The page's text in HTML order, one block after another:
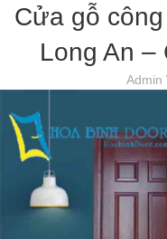
Cửa gỗ
Long An
Admin